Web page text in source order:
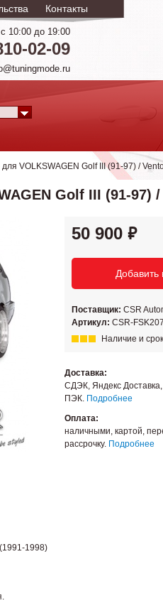
10:00 до 19:00
02-09
Контакты
VOLKSWAGEN Golf III (91-97) /
Golf III (91-97) /
50 900
Поставщик: CSR
Артикул: CSR-FSK207
Наличие и
Доставка:
СДЭК, Яндекс
ПЭК. Подробнее
Оплата:
наличными, картой,
рассрочку. Подробнее
1998)